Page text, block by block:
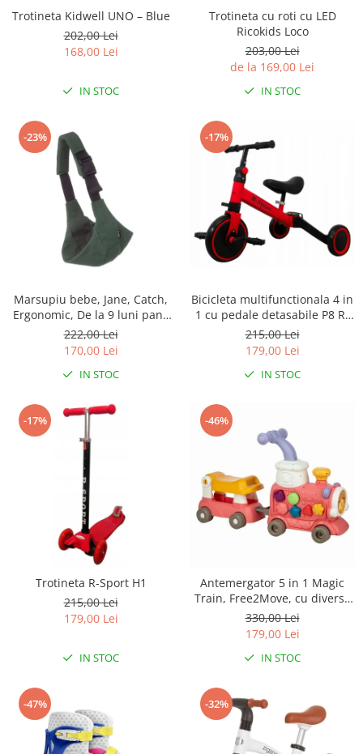
Trotineta Kidwell UNO – Blue
202,00 Lei
168,00 Lei
IN STOC
Trotineta cu roti cu LED
Ricokids Loco
203,00 Lei
de la 169,00 Lei
IN STOC
-23%
Marsupiu bebe, Jane, Catch,
Ergonomic, De la 9 luni pana
la 22 Kg, Botanic
222,00 Lei
170,00 Lei
IN STOC
-17%
Bicicleta multifunctionala 4 in
1 cu pedale detasabile P8 R-
Sport
215,00 Lei
179,00 Lei
IN STOC
-17%
Trotineta R-Sport H1
215,00 Lei
179,00 Lei
IN STOC
-46%
Antemergator 5 in 1 Magic
Train, Free2Move, cu diverse
activitati de joaca, Panou
Educational, Efecte sonore si
luminoase, Pink
330,00 Lei
179,00 Lei
IN STOC
-47% -32%